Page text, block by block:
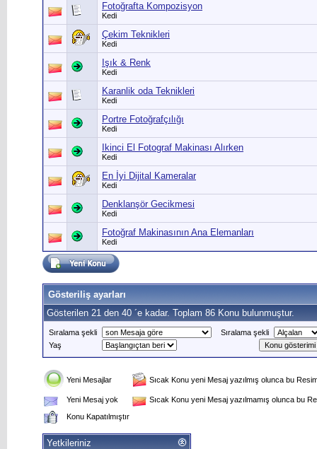
Fotoğrafta Kompozisyon
Kedi
Çekim Teknikleri
Kedi
Işık & Renk
Kedi
Karanlik oda Teknikleri
Kedi
Portre Fotoğrafçılığı
Kedi
Ikinci El Fotograf Makinası Alırken
Kedi
En İyi Dijital Kameralar
Kedi
Denklanşör Gecikmesi
Kedi
Fotoğraf Makinasının Ana Elemanları
Kedi
Gösteriliş ayarları
Gösterilen 21 den 40 ´e kadar. Toplam 86 Konu bulunmuştur.
Sıralama şekli
Sıralama şekli
Yaş
Yeni Mesajlar Sıcak Konu yeni Mesaj yazılmış olunca bu
Yeni Mesaj yok
Sıcak Konu yeni Mesaj yazılmamış olunca bu
Konu Kapatılmıştır
Yetkileriniz